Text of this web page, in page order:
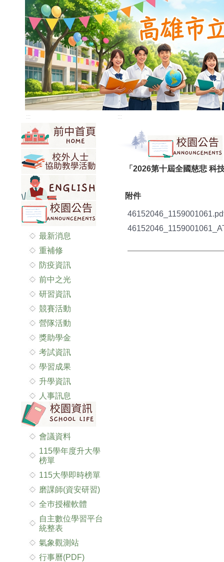
:::
最新消息
重補修
防疫資訊
前中之光
研習資訊
競賽活動
營隊活動
獎助學金
考試資訊
學習成果
升學資訊
人事訊息
會議資料
115學年度升大學
榜單
115大學即時榜單
磨課師(資安研習)
全巿授權軟體
自主數位學習平台
統整表
氣象觀測站
行事曆(PDF)
:::
「2026第十屆全國慈悲 科
附件